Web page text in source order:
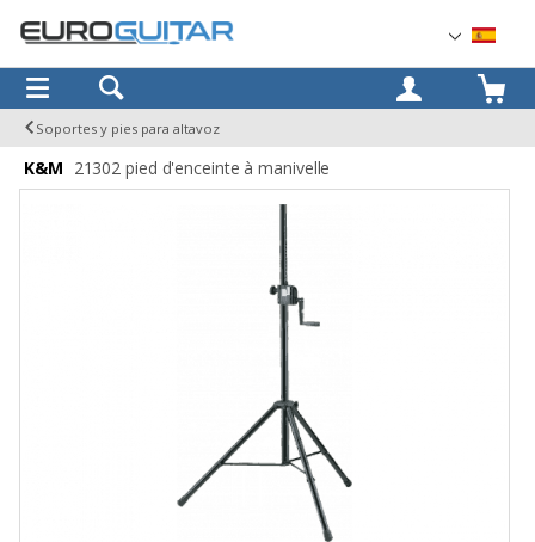
OK
Soportes y pies para altavoz
K&M 21302 pied d'enceinte à manivelle